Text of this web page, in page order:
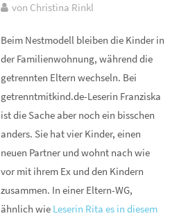
von Christina Rinkl
Beim Nestmodell bleiben die Kinder in
der Familienwohnung, während die
getrennten Eltern wechseln. Bei
getrenntmitkind.de-Leserin Franziska
ist die Sache aber noch ein bisschen
anders. Sie hat vier Kinder, einen
neuen Partner und wohnt nach wie
vor mit ihrem Ex und den Kindern
zusammen. In einer Eltern-WG,
ähnlich wie Leserin Rita es in diesem